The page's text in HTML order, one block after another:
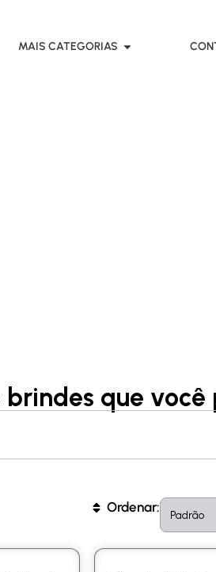
MAIS CATEGORIAS
brindes que você
Ordenar:Sort
Sort